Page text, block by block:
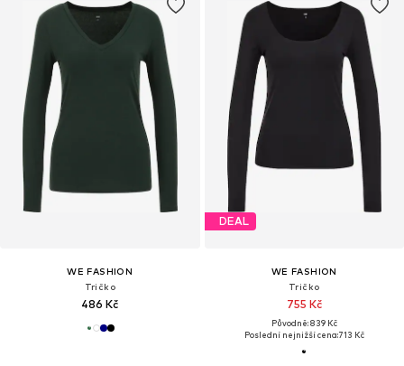
WE FASHION
Tričko
486 Kč
DEAL
WE FASHION
Tričko
755 Kč
Původně: 839 Kč
Poslední nejnižší cena:713 Kč